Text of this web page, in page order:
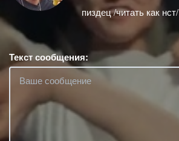
пиздец /читать как нст/
Текст сообщения: